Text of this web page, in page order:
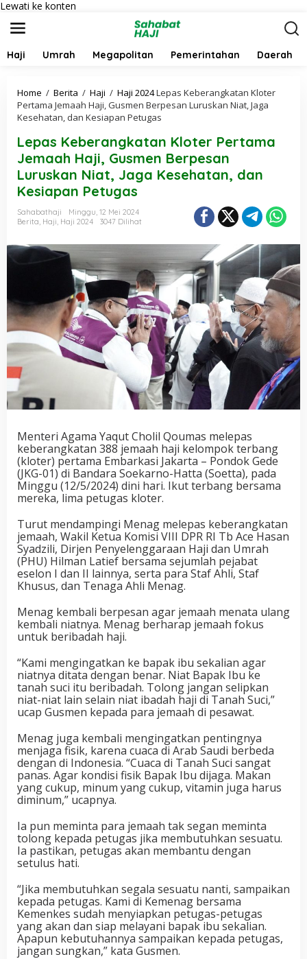
Lewati ke konten
Haji Umrah Megapolitan Pemerintahan Daerah
Home / Berita / Haji / Haji 2024Lepas Keberangkatan Kloter
Pertama Jemaah Haji, Gusmen Berpesan Luruskan Niat, Jaga
Kesehatan, dan Kesiapan Petugas
Lepas Keberangkatan Kloter Pertama
Jemaah Haji, Gusmen Berpesan
Luruskan Niat, Jaga Kesehatan, dan
Kesiapan Petugas
Sahabathaji
Minggu, 12 Mei 2024
Berita, Haji, Haji 2024 3047 Dilihat
Menteri Agama Yaqut Cholil Qoumas melepas
keberangkatan 388 jemaah haji kelompok terbang
(kloter) pertama Embarkasi Jakarta – Pondok Gede
(JKG-01) di Bandara Soekarno-Hatta (Soetta), pada
Minggu (12/5/2024) dini hari. Ikut terbang bersama
mereka, lima petugas kloter.
Turut mendampingi Menag melepas keberangkatan
jemaah, Wakil Ketua Komisi VIII DPR RI Tb Ace Hasan
Syadzili, Dirjen Penyelenggaraan Haji dan Umrah
(PHU) Hilman Latief bersama sejumlah pejabat
eselon I dan II lainnya, serta para Staf Ahli, Staf
Khusus, dan Tenaga Ahli Menag.
Menag kembali berpesan agar jemaah menata ulang
kembali niatnya. Menag berharap jemaah fokus
untuk beribadah haji.
“Kami mengingatkan ke bapak ibu sekalian agar
niatnya ditata dengan benar. Niat Bapak Ibu ke
tanah suci itu beribadah. Tolong jangan selipkan
niat-niat lain selain niat ibadah haji di Tanah Suci,”
ucap Gusmen kepada para jemaah di pesawat.
Menag juga kembali mengingatkan pentingnya
menjaga fisik, karena cuaca di Arab Saudi berbeda
dengan di Indonesia. “Cuaca di Tanah Suci sangat
panas. Agar kondisi fisik Bapak Ibu dijaga. Makan
yang cukup, minum yang cukup, vitamin juga harus
diminum,” ucapnya.
Ia pun meminta para jemaah tak segan meminta
tolong kepada petugas jika membutuhkan sesuatu.
Ia pastikan, petugas akan membantu dengan
setulus hati.
“Jika membutuhkan segala sesuatu nanti, sampaikan
kepada petugas. Kami di Kemenag bersama
Kemenkes sudah menyiapkan petugas-petugas
yang akan dan siap melayani bapak ibu sekalian.
Apapun kebutuhannya sampaikan kepada petugas,
jangan sungkan,” kata Gusmen.